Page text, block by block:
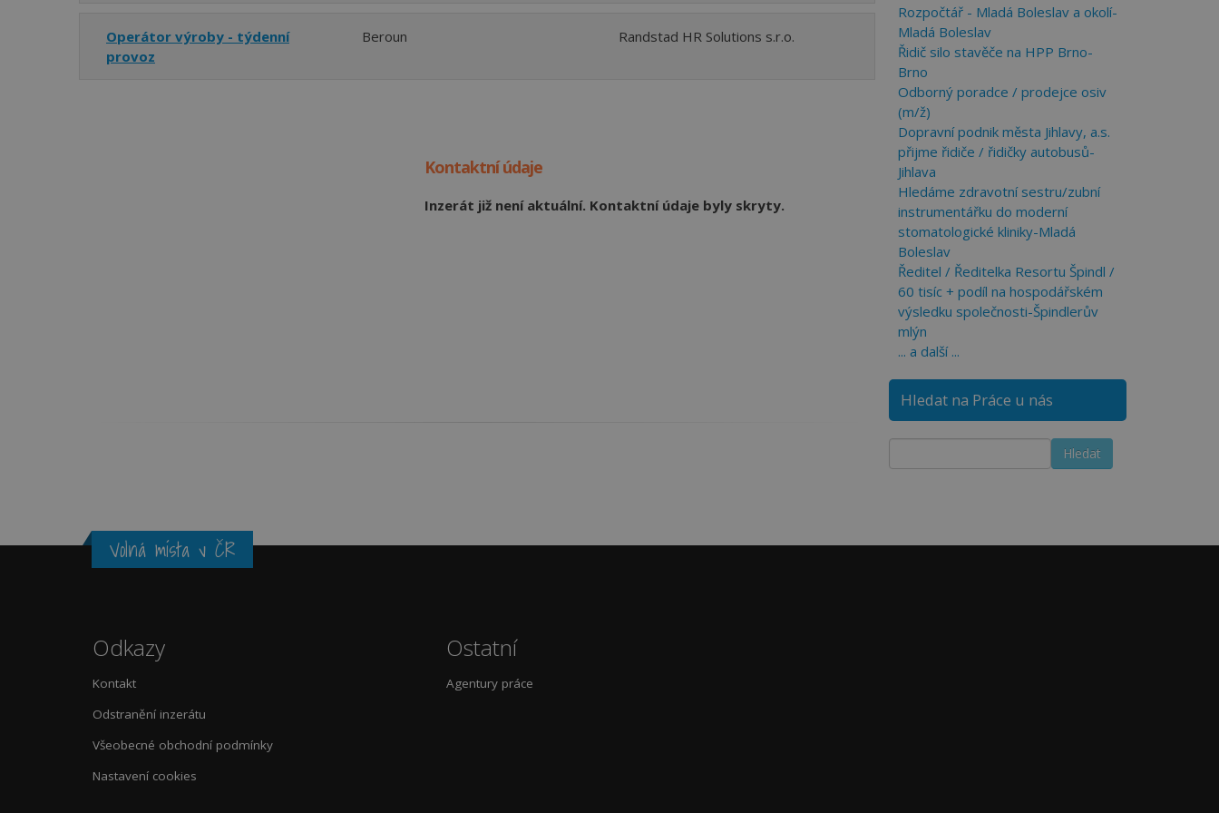
Operátor výroby - týdenní
provoz
Beroun Randstad HR Solutions s.r.o.
Kontaktní údaje
Inzerát již není aktuální. Kontaktní údaje byly skryty.
Rozpočtář - Mladá Boleslav a okolí-
Mladá Boleslav
Řidič silo stavěče na HPP Brno-
Brno
Odborný poradce / prodejce osiv
(m/ž)
Dopravní podnik města Jihlavy, a.s.
přijme řidiče / řidičky autobusů-
Jihlava
Hledáme zdravotní sestru/zubní
instrumentářku do moderní
stomatologické kliniky-Mladá
Boleslav
Ředitel / Ředitelka Resortu Špindl /
60 tisíc + podíl na hospodářském
výsledku společnosti-Špindlerův
mlýn
... a další ...
Hledat na Práce u nás
Volná místa v ČR
Odkazy
Kontakt
Odstranění inzerátu
Všeobecné obchodní podmínky
Nastavení cookies
Ostatní
Agentury práce